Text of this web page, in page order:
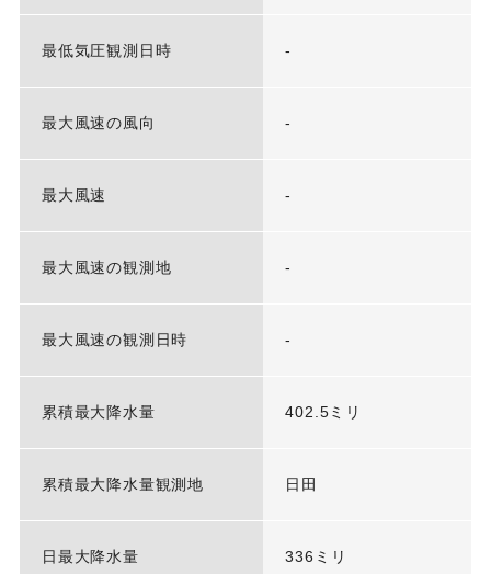
最低気圧観測日時 -
最大風速の風向 -
最大風速 -
最大風速の観測地 -
最大風速の観測日時 -
累積最大降水量 402.5ミリ
累積最大降水量観測地 日田
日最大降水量 336ミリ